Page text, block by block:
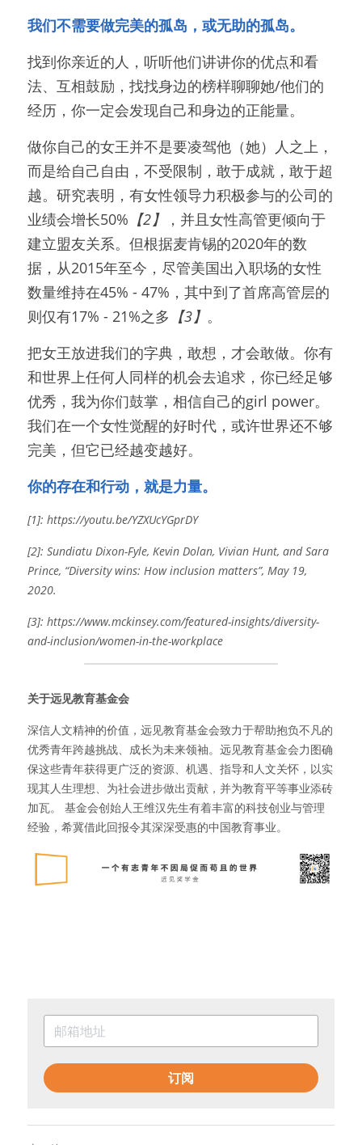
我们不需要做完美的孤岛，或无助的孤岛。
找到你亲近的人，听听他们讲讲你的优点和看
法、互相鼓励，找找身边的榜样聊聊她/他们的
经历，你一定会发现自己和身边的正能量。
做你自己的女王并不是要凌驾他（她）人之上，
而是给自己自由，不受限制，敢于成就，敢于超
越。研究表明，有女性领导力积极参与的公司的
业绩会增长50% 【2】
，并且女性高管更倾向于
建立盟友关系。但根据麦肯锡的2020年的数
据，从2015年至今，尽管美国出入职场的女性
数量维持在45% - 47%，其中到了首席高管层的
则仅有17% - 21%之多 【3】 。
把女王放进我们的字典，敢想，才会敢做。你有
和世界上任何人同样的机会去追求，你已经足够
优秀，我为你们鼓掌，相信自己的girl power。
我们在一个女性觉醒的好时代，或许世界还不够
完美，但它已经越变越好。
你的存在和行动，就是力量。
[1]: https://youtu.be/YZXUcYGprDY
[2]: Sundiatu Dixon-Fyle, Kevin Dolan, Vivian Hunt, and Sara
Prince, “Diversity wins: How inclusion matters”, May 19,
2020.
[3]: https://www.mckinsey.com/featured-insights/diversity-
and-inclusion/women-in-the-workplace
关于远见教育基金会
深信人文精神的价值，远见教育基金会致力于帮助抱负不凡的
优秀青年跨越挑战、成长为未来领袖。远见教育基金会力图确
保这些青年获得更广泛的资源、机遇、指导和人文关怀，以实
现其人生理想、为社会进步做出贡献，并为教育平等事业添砖
加瓦。 基金会创始人王维汉先生有着丰富的科技创业与管理
经验，希冀借此回报令其深深受惠的中国教育事业。
订阅